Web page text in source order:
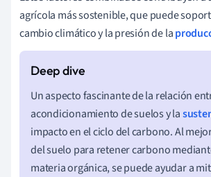
agrícola más sostenible, que puede
cambio climático y la presión de la
Un aspecto fascinante de la relación
acondicionamiento de suelos y la
impacto en el ciclo del carbono. Al
del suelo para retener carbono
materia orgánica, se puede ayudar a